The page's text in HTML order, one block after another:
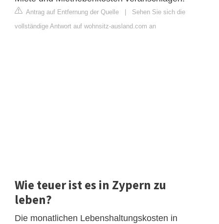
Antrag auf Entfernung der Quelle
Sehen Sie sich die
vollständige Antwort auf wohnsitz-ausland.com an
Wie teuer ist es in Zypern zu
leben?
Die monatlichen Lebenshaltungskosten in